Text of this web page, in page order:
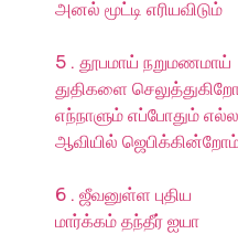
அனல் மூட்டி எரியவிடும்
5 . தூபமாய் நறுமணமாய்
துதிகளை
எந்நாளும் எப்போதும்
ஆவியில்
6 . ஜீவனுள்ள புதிய
மார்க்கம் தந்தீர் ஐயா